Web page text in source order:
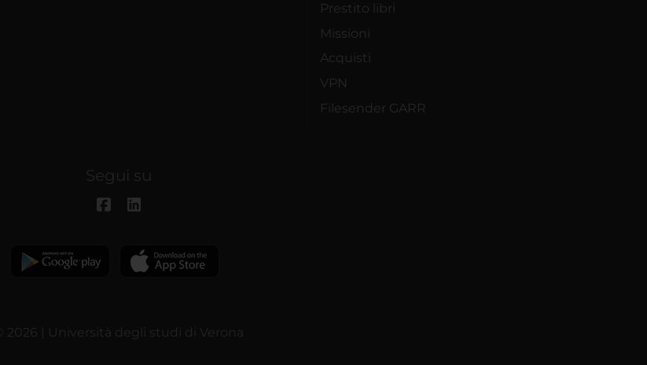
Prestito libri
Missioni
Acquisti
VPN
Filesender GARR
Segui su
© 2026 | Università degli studi di Verona